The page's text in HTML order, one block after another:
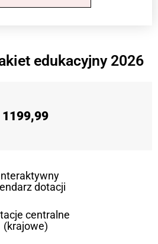
edukacyjny 2026
1199,99
dotacji
centralne
(krajowe)